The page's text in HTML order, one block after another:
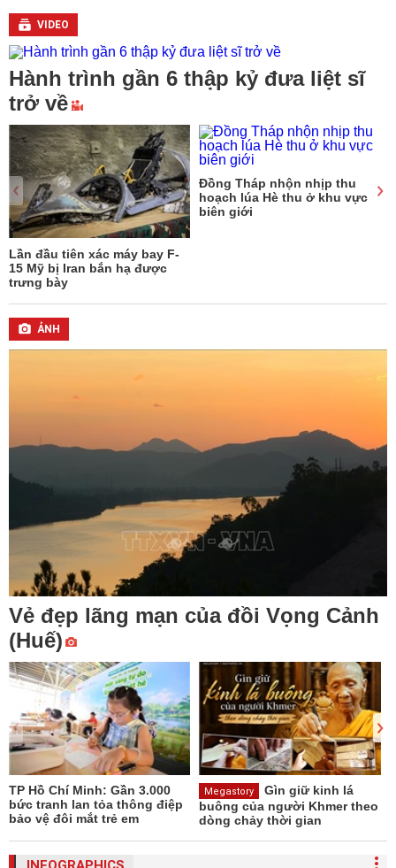
VIDEO
Hành trình gần 6 thập kỷ đưa liệt sĩ
trở về
Lần đầu tiên xác máy bay F-
15 Mỹ bị Iran bắn hạ được
trưng bày
Đồng Tháp nhộn nhịp thu
hoạch lúa Hè thu ở khu vực
biên giới
ẢNH
Vẻ đẹp lãng mạn của đồi Vọng Cảnh
(Huế)
TP Hồ Chí Minh: Gần 3.000
bức tranh lan tỏa thông điệp
bảo vệ đôi mắt trẻ em
Megastory
Gìn giữ kinh lá
buông của người Khmer theo
dòng chảy thời gian